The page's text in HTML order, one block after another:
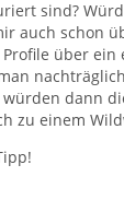
sind?
auch schon
über ein
würden dann
zu einem